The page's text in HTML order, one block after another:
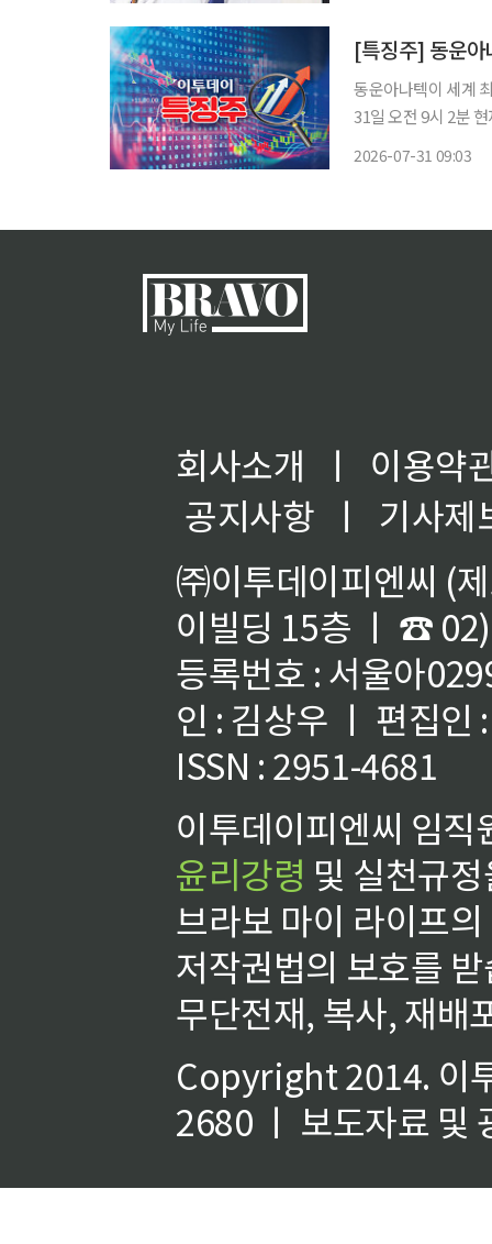
동운아나텍이 세계
31일 오전 9시 2분
2026-07-31 09:03
회사소개 ㅣ
이용약
공지사항
ㅣ
기사제
㈜이투데이피엔씨 (
이빌딩 15층 ㅣ ☎
등록번호 : 서울아
인 : 김상우 ㅣ 편집인
ISSN : 2951-4681
이투데이피엔씨 임
윤리강령 및 실천규
브라보 마이 라이프
저작권법의 보호를
무단전재, 복사, 재배
Copyright 2014. 이
2680 ㅣ 보도자료